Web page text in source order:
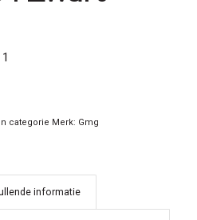
categorie Merk: Gmg
informatie